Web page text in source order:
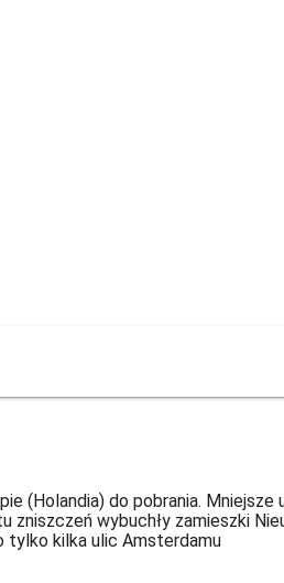
(Holandia) do pobrania.
wybuchły zamieszki
tylko kilka ulic Amsterdamu